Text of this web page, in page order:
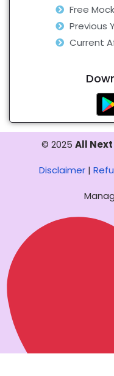
Free
Previous
Current
© 2025 All Next
Disclaimer|